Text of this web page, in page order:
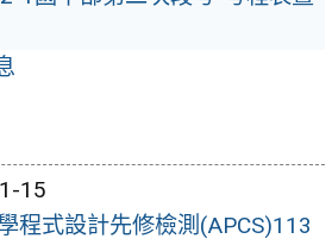
15
程式設計先修檢測(APCS)113